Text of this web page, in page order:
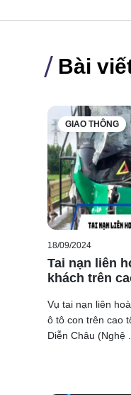
Bài
GIAO THÔNG
18/09/2024
Tai nạn liên
khách trên
Vụ tai nạn liên
ô tô con trên cao
Diễn Châu (Nghệ